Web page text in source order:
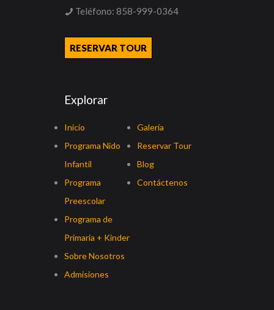
Teléfono: 858-999-0364
RESERVAR TOUR
Explorar
Inicio
Programa Nido
Infantil
Programa
Preescolar
Programa de
Primaria + Kinder
Sobre Nosotros
Admisiones
Galería
Reservar Tour
Blog
Contáctenos